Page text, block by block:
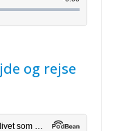
og rejse